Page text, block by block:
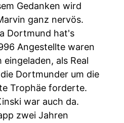
Gedanken wird
ganz nervös.
Dortmund hat's
Angestellte waren
eingeladen, als Real
Dortmunder um die
Trophäe forderte.
war auch da.
zwei Jahren